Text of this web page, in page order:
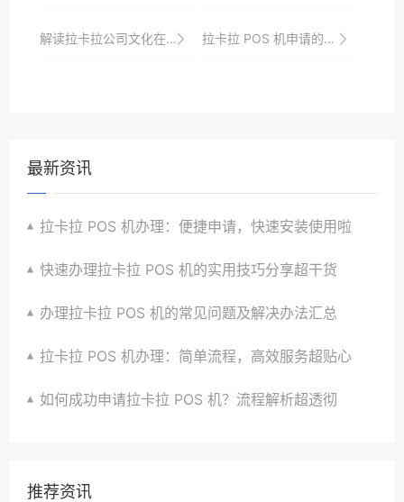
解读拉卡拉公司文化在POS机用户教育与培训中的作用 拉卡拉 POS 机申请的快速通道探索
最新资讯
拉卡拉 POS 机办理：便捷申请，快速安装使用啦
快速办理拉卡拉 POS 机的实用技巧分享超干货
办理拉卡拉 POS 机的常见问题及解决办法汇总
拉卡拉 POS 机办理：简单流程，高效服务超贴心
如何成功申请拉卡拉 POS 机？流程解析超透彻
推荐资讯